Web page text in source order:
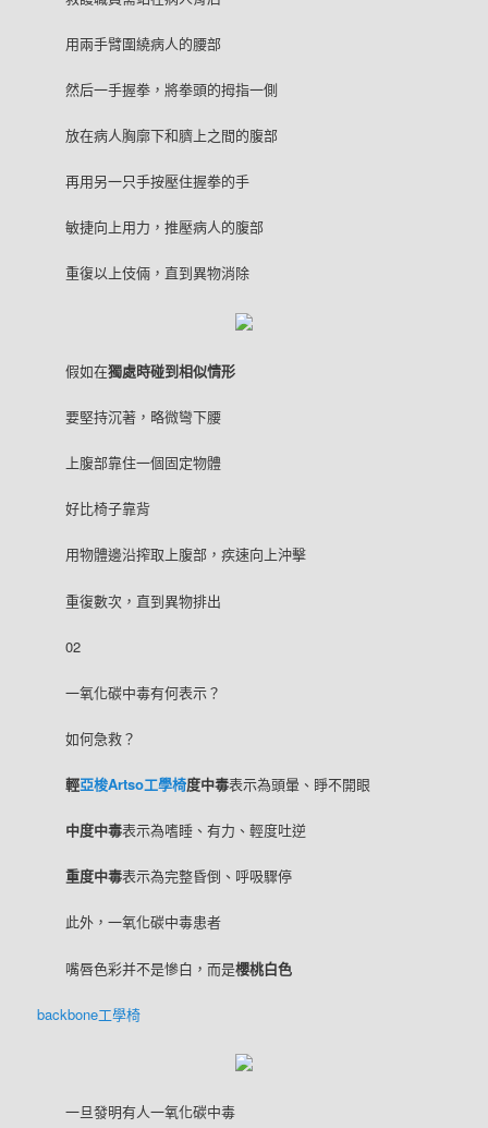
用兩手臂圍繞病人的腰部
然后一手握拳，將拳頭的拇指一側
放在病人胸廓下和臍上之間的腹部
再用另一只手按壓住握拳的手
敏捷向上用力，推壓病人的腹部
重復以上伎倆，直到異物消除
假如在獨處時碰到相似情形
要堅持沉著，略微彎下腰
上腹部靠住一個固定物體
好比椅子靠背
用物體邊沿搾取上腹部，疾速向上沖擊
重復數次，直到異物排出
02
一氧化碳中毒有何表示？
如何急救？
輕亞梭Artso工學椅度中毒表示為頭暈、睜不開眼
中度中毒表示為嗜睡、有力、輕度吐逆
重度中毒表示為完整昏倒、呼吸驟停
此外，一氧化碳中毒患者
嘴唇色彩并不是慘白，而是櫻桃白色
backbone工學椅
一旦發明有人一氧化碳中毒